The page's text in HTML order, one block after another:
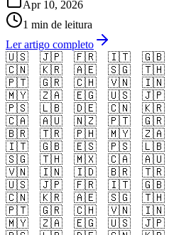
Apr 10, 2026
1 min de leitura
Ler artigo completo
🇺🇸
🇯🇵 🇫🇷 🇮🇹 🇬🇧
🇨🇳
🇰🇷 🇦🇪 🇸🇬 🇹🇭
🇵🇹
🇬🇷 🇨🇭 🇻🇳 🇮🇳
🇲🇾
🇿🇦 🇪🇬 🇺🇸 🇯🇵
🇵🇸
🇱🇧 🇩🇪 🇨🇳 🇰🇷
🇨🇦
🇦🇺 🇳🇿 🇵🇹 🇬🇷
🇧🇷
🇹🇷 🇵🇭 🇲🇾 🇿🇦
🇮🇹
🇬🇧 🇪🇸 🇵🇸 🇱🇧
🇸🇬
🇹🇭 🇲🇽 🇨🇦 🇦🇺
🇻🇳
🇮🇳 🇮🇩 🇧🇷 🇹🇷
🇺🇸
🇯🇵 🇫🇷 🇮🇹 🇬🇧
🇨🇳
🇰🇷 🇦🇪 🇸🇬 🇹🇭
🇵🇹
🇬🇷 🇨🇭 🇻🇳 🇮🇳
🇲🇾
🇿🇦 🇪🇬 🇺🇸 🇯🇵